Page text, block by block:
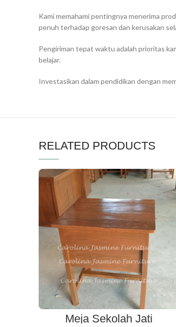
Kami memahami pentingnya menerima
penuh terhadap goresan dan kerusakan
Pengiriman tepat waktu adalah prioritas
belajar.
Investasikan dalam pendidikan dengan
RELATED PRODUCTS
ADD TO CART
Meja Sekolah Jati